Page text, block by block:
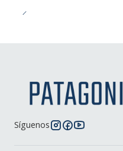
Síguenos